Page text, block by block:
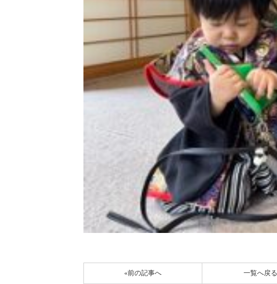
«前の記事へ 一覧へ戻る